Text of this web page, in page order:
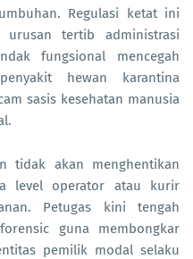
Regulasi ketat ini
tertib administrasi
fungsional mencegah
hewan karantina
sasis kesehatan manusia
tidak akan menghentikan
level operator atau kurir
Petugas kini tengah
guna membongkar
pemilik modal selaku